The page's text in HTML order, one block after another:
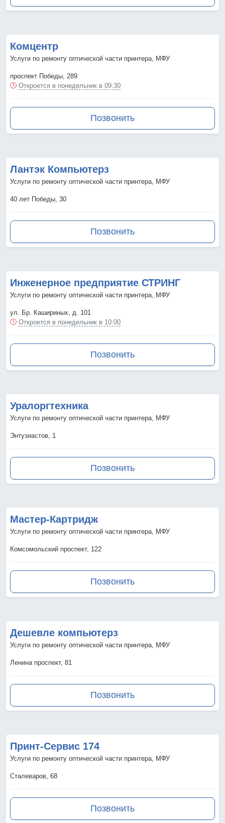
Комцентр
Услуги по ремонту оптической части принтера, МФУ
проспект Победы, 289
Откроется в понедельник в 09:30
Позвонить
Лантэк Компьютерз
Услуги по ремонту оптической части принтера, МФУ
40 лет Победы, 30
Позвонить
Инженерное предприятие СТРИНГ
Услуги по ремонту оптической части принтера, МФУ
ул. Бр. Кашириных, д. 101
Откроется в понедельник в 10:00
Позвонить
Уралоргтехника
Услуги по ремонту оптической части принтера, МФУ
Энтузиастов, 1
Позвонить
Мастер-Картридж
Услуги по ремонту оптической части принтера, МФУ
Комсомольский проспект, 122
Позвонить
Дешевле компьютерз
Услуги по ремонту оптической части принтера, МФУ
Ленина проспект, 81
Позвонить
Принт-Сервис 174
Услуги по ремонту оптической части принтера, МФУ
Сталеваров, 68
Позвонить